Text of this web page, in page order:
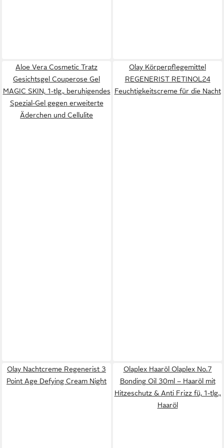
Aloe Vera Cosmetic Tratz
Gesichtsgel Couperose Gel
MAGIC SKIN, 1-tlg., beruhigendes
Spezial-Gel gegen erweiterte
Äderchen und Cellulite
Olay Körperpflegemittel
REGENERIST RETINOL24
Feuchtigkeitscreme für die Nacht
Olay Nachtcreme Regenerist 3
Point Age Defying Cream Night
Olaplex Haaröl Olaplex No.7
Bonding Oil 30ml – Haaröl mit
Hitzeschutz & Anti Frizz fü, 1-tlg.,
Haaröl